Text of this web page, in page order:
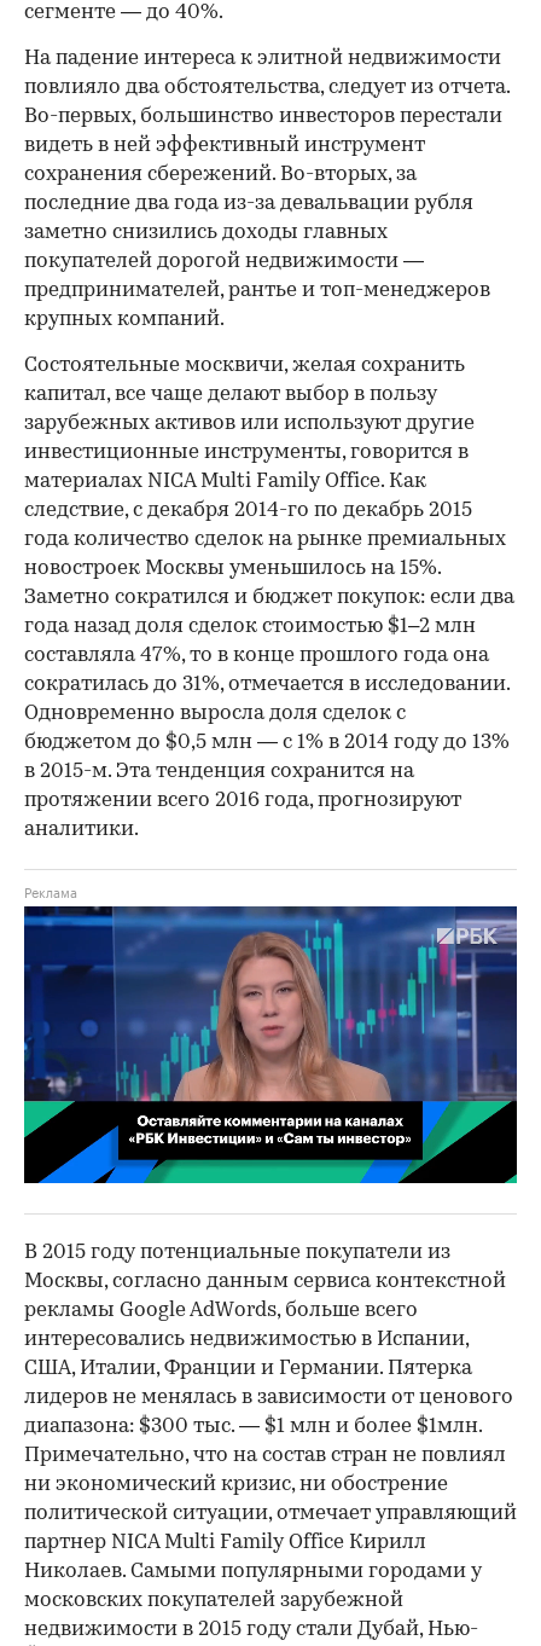
сегменте — до 40%.
На падение интереса к элитной недвижимости
повлияло два обстоятельства, следует из отчета.
Во-первых, большинство инвесторов перестали
видеть в ней эффективный инструмент
сохранения сбережений. Во-вторых, за
последние два года из-за девальвации рубля
заметно снизились доходы главных
покупателей дорогой недвижимости —
предпринимателей, рантье и топ-менеджеров
крупных компаний.
Состоятельные москвичи, желая сохранить
капитал, все чаще делают выбор в пользу
зарубежных активов или используют другие
инвестиционные инструменты, говорится в
материалах NICA Multi Family Office. Как
следствие, с декабря 2014-го по декабрь 2015
года количество сделок на рынке премиальных
новостроек Москвы уменьшилось на 15%.
Заметно сократился и бюджет покупок: если два
года назад доля сделок стоимостью $1–2 млн
составляла 47%, то в конце прошлого года она
сократилась до 31%, отмечается в исследовании.
Одновременно выросла доля сделок с
бюджетом до $0,5 млн — с 1% в 2014 году до 13%
в 2015-м. Эта тенденция сохранится на
протяжении всего 2016 года, прогнозируют
аналитики.
В 2015 году потенциальные покупатели из
Москвы, согласно данным сервиса контекстной
рекламы Google AdWords, больше всего
интересовались недвижимостью в Испании,
США, Италии, Франции и Германии. Пятерка
лидеров не менялась в зависимости от ценового
диапазона: $300 тыс. — $1 млн и более $1млн.
Примечательно, что на состав стран не повлиял
ни экономический кризис, ни обострение
политической ситуации, отмечает управляющий
партнер NICA Multi Family Office Кирилл
Николаев. Самыми популярными городами у
московских покупателей зарубежной
недвижимости в 2015 году стали Дубай, Нью-